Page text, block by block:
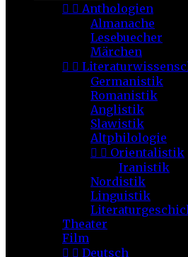
  Anthologien
Almanache
Lesebuecher
Märchen
 
Germanistik
Romanistik
Anglistik
Slawistik
Altphilologie
  Orientalistik
Iranistik
Nordistik
Linguistik
Theater
Film
  Deutsch